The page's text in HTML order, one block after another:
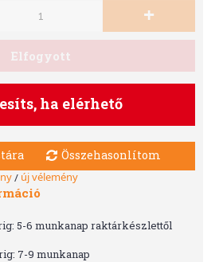
+
Elfogyott
ha elérhető
Összehasonlítom
/ új vélemény
5-6 munkanap raktárkészlettől
7-9 munkanap